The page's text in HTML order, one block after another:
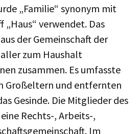
„Familie“ synonym mit
verwendet. Das
der Gemeinschaft der
zum Haushalt
zusammen. Es umfasste
Großeltern und entfernten
Gesinde. Die Mitglieder des
Rechts-, Arbeits-,
Im